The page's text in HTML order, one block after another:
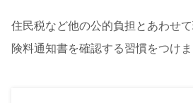
住民税など他の公的負担とあわせ
険料通知書を確認する習慣をつけま